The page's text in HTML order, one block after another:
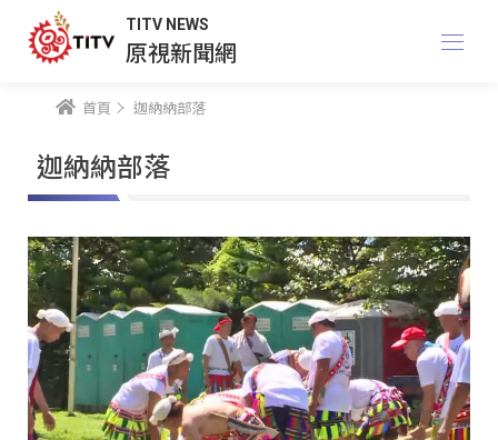
TITV NEWS
原視新聞網
首頁 迦納納部落
迦納納部落